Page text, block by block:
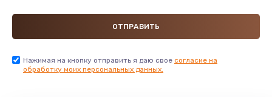
Нажимая на кнопку отправить я даю свое согласие на
обработку моих персональных данных.